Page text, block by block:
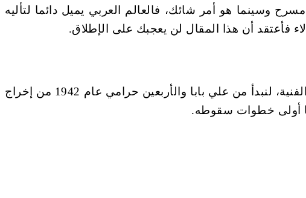
في مصر والعالم العربي، ورجل قدم ما يقترب من 250 عمل فني بين مسرح وسينما هو أمر شائك، فالعالم العربي يميل دائما لتأليه
فأعتقد أن هذا المقال لن يعجبك على الإطلاق.
لنتغاضى عن فيلمي خلف الحبايب ومصنع الزوجات، ولنبدأ من نقطة انطلاقه حقيقة في مسيرة (سمعة) الفنية، لنبدأ من علي بابا والأربعين حرامي عام 1942 من إخراج
أولى خطوات سقوطه.